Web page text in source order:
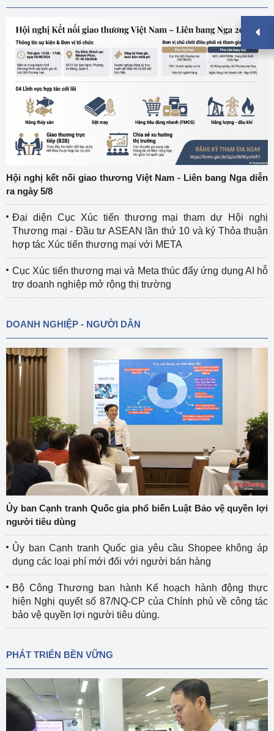
Hội nghị kết nối giao thương Việt Nam - Liên bang Nga diễn
ra ngày 5/8
Đại diện Cục Xúc tiến thương mại tham dự Hội nghị
Thương mại - Đầu tư ASEAN lần thứ 10 và ký Thỏa thuận
hợp tác Xúc tiến thương mại với META
Cục Xúc tiến thương mại và Meta thúc đẩy ứng dụng AI hỗ
trợ doanh nghiệp mở rộng thị trường
DOANH NGHIỆP - NGƯỜI DÂN
Ủy ban Cạnh tranh Quốc gia phổ biến Luật Bảo vệ quyền lợi
người tiêu dùng
Ủy ban Cạnh tranh Quốc gia yêu cầu Shopee không áp
dụng các loại phí mới đối với người bán hàng
Bộ Công Thương ban hành Kế hoạch hành động thực
hiện Nghị quyết số 87/NQ-CP của Chính phủ về công tác
bảo vệ quyền lợi người tiêu dùng.
PHÁT TRIỂN BỀN VỮNG